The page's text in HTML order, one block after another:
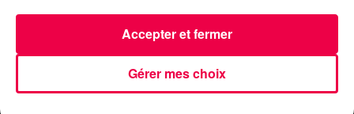
INFOS
AGENDA
JEUX
PODCASTS
Gérer mes choix
Accepter et fermer